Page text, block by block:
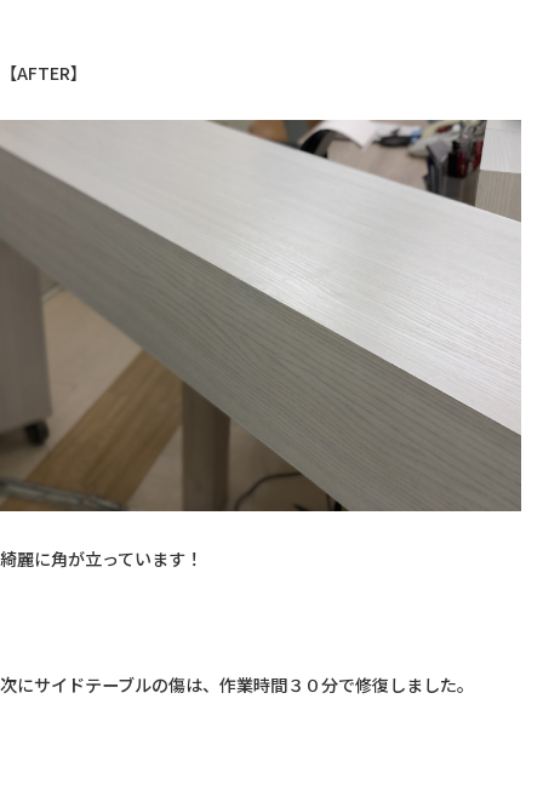
【AFTER】
綺麗に角が立っています！
次にサイドテーブルの傷は、作業時間３０分で修復しました。